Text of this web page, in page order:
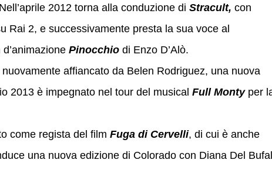
Nell’aprile 2012 torna alla conduzione di Stracult, con
Rai 2, e successivamente presta la sua voce al
Pinocchio di Enzo D’Alò.
affiancato da Belen Rodriguez, una nuova
2013 è impegnato nel tour del musical Full Montyper
come regista del film Fuga di Cervelli, di cui è anche
una nuova edizione di Colorado con Diana Del